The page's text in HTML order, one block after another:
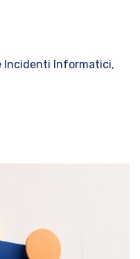
a ondate.
Incidenti Informatici,